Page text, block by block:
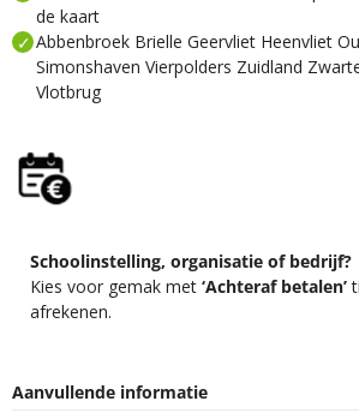
de kaart
Abbenbroek Brielle Geervliet Heenvliet
Simonshaven Vierpolders Zuidland
Vlotbrug
Schoolinstelling, organisatie of bedrijf?
Kies voor gemak met ‘Achteraf betalen’
afrekenen.
Aanvullende informatie